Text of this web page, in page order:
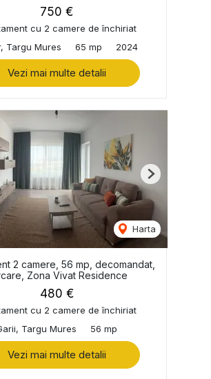
750 €
cu 2 camere de închiriat
Targu Mures
65 mp 2024
Vezi mai multe detalii
Harta
Next
2 camere, 56 mp, decomandat,
Zona Vivat Residence
480 €
cu 2 camere de închiriat
Targu Mures
56 mp
Vezi mai multe detalii